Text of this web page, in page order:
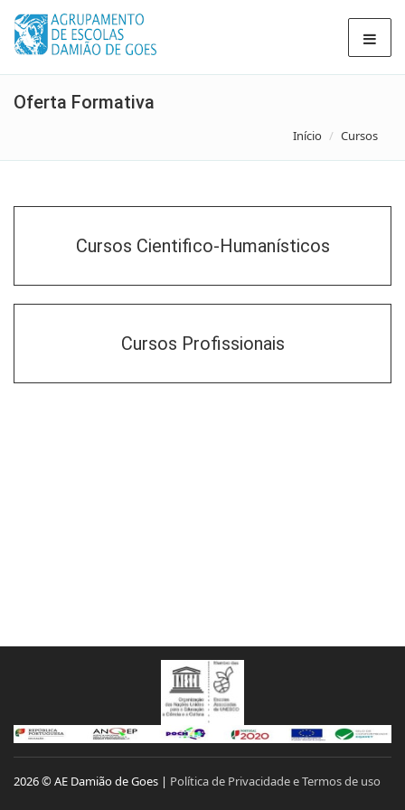
Oferta Formativa
Início Cursos
Cursos Cientifico-Humanísticos
Cursos Profissionais
2026 © AE Damião de Goes | Política de Privacidade e Termos de uso